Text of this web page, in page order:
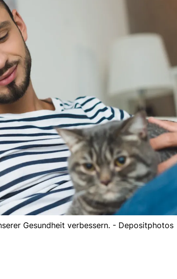
Gesundheit verbessern. - Depositphotos